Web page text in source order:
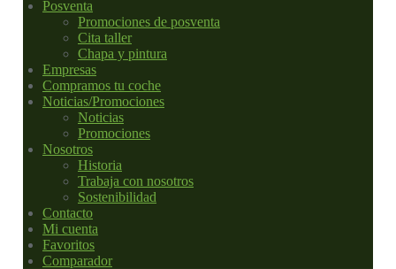
Posventa
Promociones de posventa
Cita taller
Chapa y pintura
Empresas
Compramos tu coche
Noticias/Promociones
Noticias
Promociones
Nosotros
Historia
Trabaja con nosotros
Sostenibilidad
Contacto
Mi cuenta
Favoritos
Comparador